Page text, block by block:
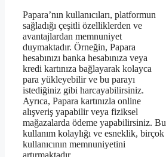
Papara’nın kullanıcıları, platformun
sağladığı çeşitli özelliklerden ve
avantajlardan memnuniyet
duymaktadır. Örneğin, Papara
hesabınızı banka hesabınıza veya
kredi kartınıza bağlayarak kolayca
para yükleyebilir ve bu parayı
istediğiniz gibi harcayabilirsiniz.
Ayrıca, Papara kartınızla online
alışveriş yapabilir veya fiziksel
mağazalarda ödeme yapabilirsiniz. Bu
kullanım kolaylığı ve esneklik, birçok
kullanıcının memnuniyetini
artırmaktadır.